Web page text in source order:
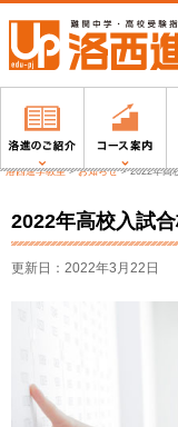
洛西進学教室>お知らせ>2022年高
2022年高校入試合
更新日：2022年3月22日